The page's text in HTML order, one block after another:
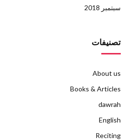
سبتمبر 2018
تصنيفات
About us
Books & Articles
dawrah
English
Reciting